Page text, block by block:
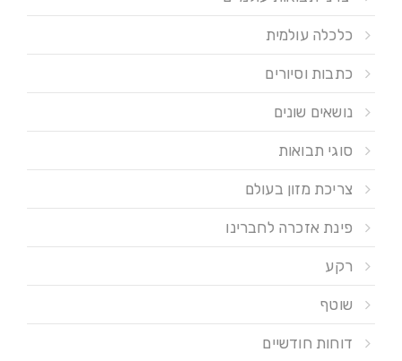
כלכלה עולמית
כתבות וסיורים
נושאים שונים
סוגי תבואות
צריכת מזון בעולם
פינת אזכרה לחברינו
רקע
שוטף
דוחות חודשיים